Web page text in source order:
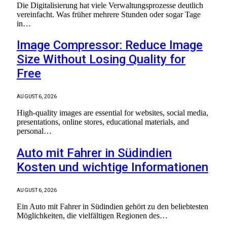
Die Digitalisierung hat viele Verwaltungsprozesse deutlich
vereinfacht. Was früher mehrere Stunden oder sogar Tage
in…
Image Compressor: Reduce Image
Size Without Losing Quality for
Free
AUGUST 6, 2026
High-quality images are essential for websites, social media,
presentations, online stores, educational materials, and
personal…
Auto mit Fahrer in Südindien
Kosten und wichtige Informationen
AUGUST 6, 2026
Ein Auto mit Fahrer in Südindien gehört zu den beliebtesten
Möglichkeiten, die vielfältigen Regionen des…